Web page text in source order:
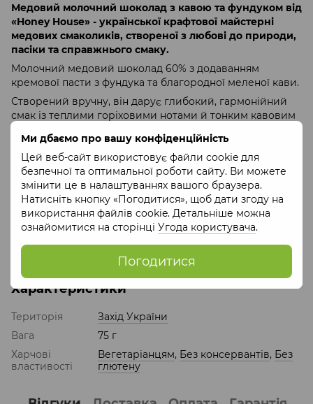
Ми дбаємо про вашу конфіденційність
Цей веб-сайт використовує файли cookie для
безпечної та оптимальної роботи сайту. Ви можете
змінити це в налаштуваннях вашого браузера.
Натисніть кнопку «Погодитися», щоб дати згоду на
використання файлів cookie. Детальніше можна
ознайомитися на сторінці Угода користувача.
Погодитися
Медовий молочний шоколад з кавою та фундуком від
«Honey House» - української крафтової майстерні
медових смаколиків, створеної з любові до природи,
пасіки та справжнього смаку.
Молочний медовий шоколад 60% з додаванням
кремової пасти з фундука та благородної меленої кави.
Створений вручну, він дарує глибокий, гармонійний
смак із теплими горіховими нотами й тонким кавовим
Витончене поєднання, що зігріває та пробуджує
водночас.
Склад: какао терте, масло какао, мед, паста з фундука,
кава.
Вага: 75 грам
Пакування: фольга, папір, 10*8 см
Термін придатності
Характеристики
Територія
Захід України
Вага
75 г
Харчові
властивості
Вегетаріанцям, Без консервантів, Без
глютену